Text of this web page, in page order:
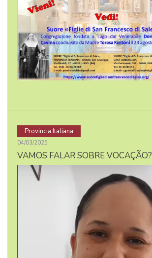
Provincia Italiana
04/03/2025
VAMOS FALAR SOBRE VOCAÇÃO?